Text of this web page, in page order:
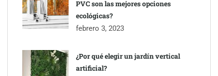
PVC son las mejores opciones
ecológicas?
febrero 3, 2023
¿Por qué elegir un jardín vertical
artificial?